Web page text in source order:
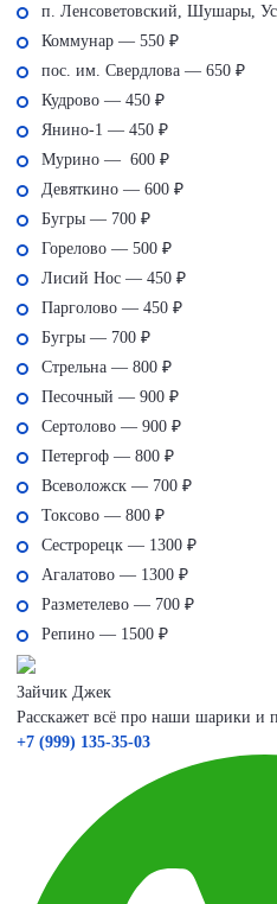
п. Ленсоветовский, Шушары,
Коммунар — 550 ₽
пос. им. Свердлова — 650 ₽
Кудрово — 450 ₽
Янино-1 — 450 ₽
Мурино — 600 ₽
Девяткино — 600 ₽
Бугры — 700 ₽
Горелово — 500 ₽
Лисий Нос — 450 ₽
Парголово — 450 ₽
Бугры — 700 ₽
Стрельна — 800 ₽
Песочный — 900 ₽
Сертолово — 900 ₽
Петергоф — 800 ₽
Всеволожск — 700 ₽
Токсово — 800 ₽
Сестрорецк — 1300 ₽
Агалатово — 1300 ₽
Разметелево — 700 ₽
Репино — 1500 ₽
Зайчик Джек
Расскажет всё про наши шарики и
+7 (999) 135-35-03